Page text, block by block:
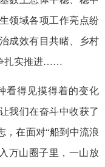
领域各项工作亮点纷
成效有目共睹、乡村
扎实推进……
得见摸得着的变化
我们在奋斗中收获了
，在面对“船到中流浪
万山圈子里，一山放